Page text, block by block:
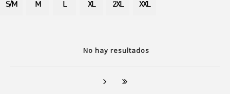
No hay resultados
S/M M L XL 2XL XXL